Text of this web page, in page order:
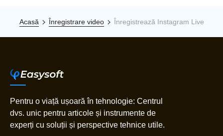
Acasă Înregistrare video Înregistrează Instagram Live
Pentru o viață ușoară în tehnologie: Centrul
dvs. unic pentru articole și instrumente de
experți cu soluții și perspective tehnice utile.